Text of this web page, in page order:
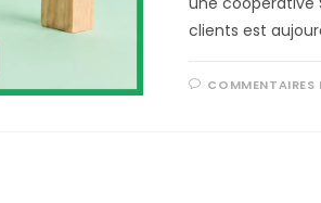
clients est
COMMENTAIRES